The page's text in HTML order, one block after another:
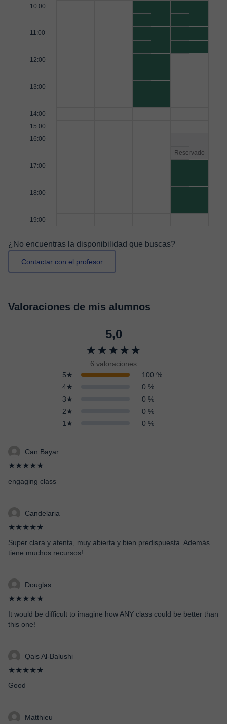
10:00
11:00
12:00
13:00
14:00
15:00
16:00
Reservado
17:00
18:00
19:00
¿No encuentras la disponibilidad que buscas?
Contactar con el profesor
Valoraciones de mis alumnos
5,0
★★★★★
6 valoraciones
5★
100 %
4★
0 %
3★
0 %
2★
0 %
1★
0 %
Can Bayar
★★★★★
engaging class
Candelaria
★★★★★
Super clara y atenta, muy abierta y bien predispuesta. Además
tiene muchos recursos!
Douglas
★★★★★
It would be difficult to imagine how ANY class could be better than
this one!
Qais Al-Balushi
★★★★★
Good
Matthieu